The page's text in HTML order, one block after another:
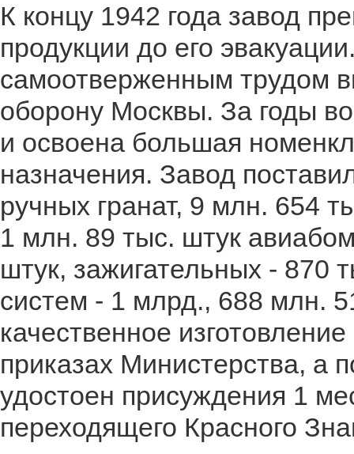
К концу 1942 года завод
продукции до его
самоотверженным трудом
оборону Москвы. За годы
и освоена большая
назначения. Завод
ручных гранат, 9 млн. 654
1 млн. 89 тыс. штук
штук, зажигательных - 870
систем - 1 млрд., 688 млн.
качественное
приказах Министерства, а
удостоен присуждения 1
переходящего Красного